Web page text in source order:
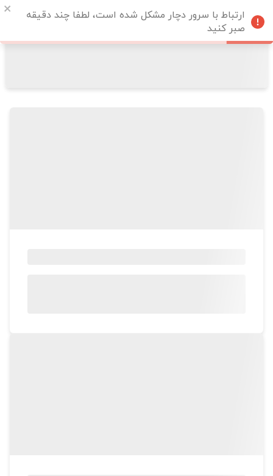
ارتباط با سرور دچار مشکل شده است، لطفا چند دقیقه
صبر کنید